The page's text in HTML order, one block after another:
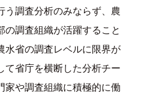
調査分析のみならず、農
の調査組織が活躍すること
水省の調査レベルに限界が
て省庁を横断した分析チー
家や調査組織に積極的に働